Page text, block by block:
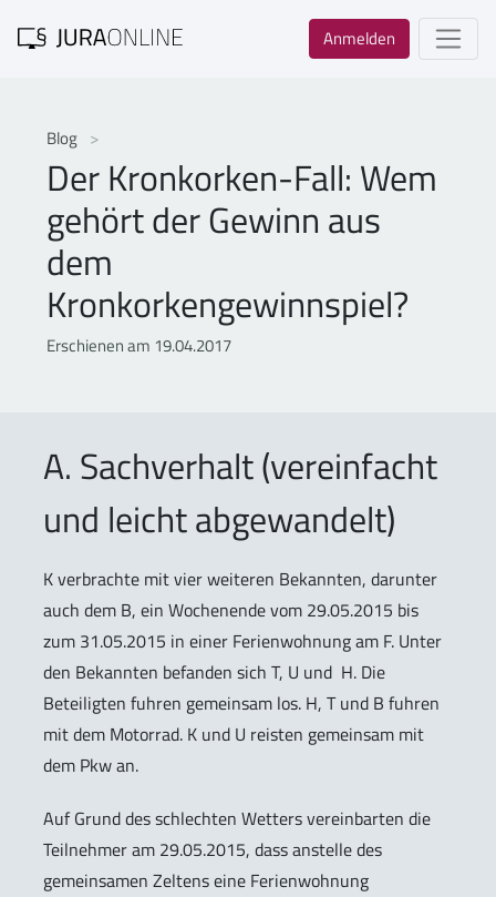
Anmelden
Blog
Der Kronkorken-Fall: Wem
gehört der Gewinn aus
dem
Kronkorkengewinnspiel?
Erschienen am 19.04.2017
A. Sachverhalt (vereinfacht
und leicht abgewandelt)
K verbrachte mit vier weiteren Bekannten, darunter
auch dem B, ein Wochenende vom 29.05.2015 bis
zum 31.05.2015 in einer Ferienwohnung am F. Unter
den Bekannten befanden sich T, U und H. Die
Beteiligten fuhren gemeinsam los. H, T und B fuhren
mit dem Motorrad. K und U reisten gemeinsam mit
dem Pkw an.
Auf Grund des schlechten Wetters vereinbarten die
Teilnehmer am 29.05.2015, dass anstelle des
gemeinsamen Zeltens eine Ferienwohnung